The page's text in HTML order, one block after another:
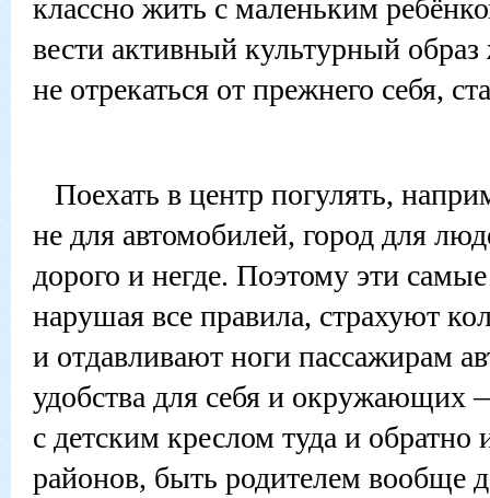
классно жить с маленьким
вести активный культурный
не отрекаться от прежнего себя,
Поехать в центр погулять,
не для автомобилей, город для
дорого и негде. Поэтому эти
нарушая все правила, страхуют
и отдавливают ноги пассажирам
удобства для себя и окружающих
с детским креслом туда и обратно
районов, быть родителем вообще